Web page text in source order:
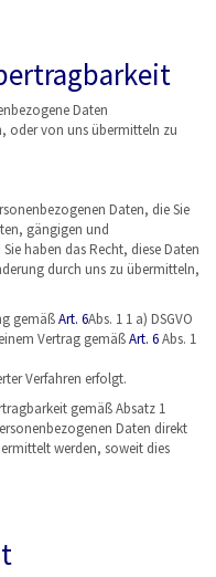
Daten
oder von uns übermitteln zu
Daten, die Sie
gängigen und
haben das Recht, diese Daten
durch uns zu übermitteln,
gemäßArt. 6Abs. 1 1 a) DSGVO
Vertrag gemäßArt. 6Abs. 1
Verfahren erfolgt.
gemäß Absatz 1
Daten direkt
werden, soweit dies